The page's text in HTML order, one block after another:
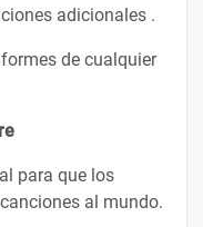
adicionales .
de cualquier
para que los
al mundo.